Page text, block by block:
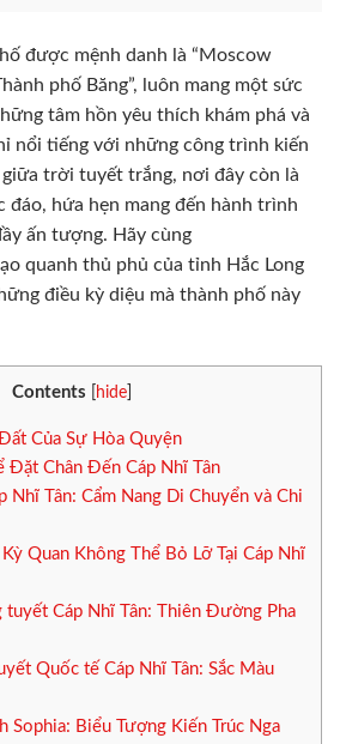
được mệnh danh là “Moscow
phố Băng”, luôn mang một sức
tâm hồn yêu thích khám phá và
nổi tiếng với những công trình kiến
trời tuyết trắng, nơi đây còn là
đáo, hứa hẹn mang đến hành trình
ấn tượng. Hãy cùng
quanh thủ phủ của tỉnh Hắc Long
điều kỳ diệu mà thành phố này
Contents hide
Của Sự Hòa Quyện
Đặt Chân Đến Cáp Nhĩ Tân
Nhĩ Tân: Cẩm Nang Di Chuyển và Chi
Quan Không Thể Bỏ Lỡ Tại Cáp Nhĩ
tuyết Cáp Nhĩ Tân: Thiên Đường Pha
Quốc tế Cáp Nhĩ Tân: Sắc Màu
Sophia: Biểu Tượng Kiến Trúc Nga